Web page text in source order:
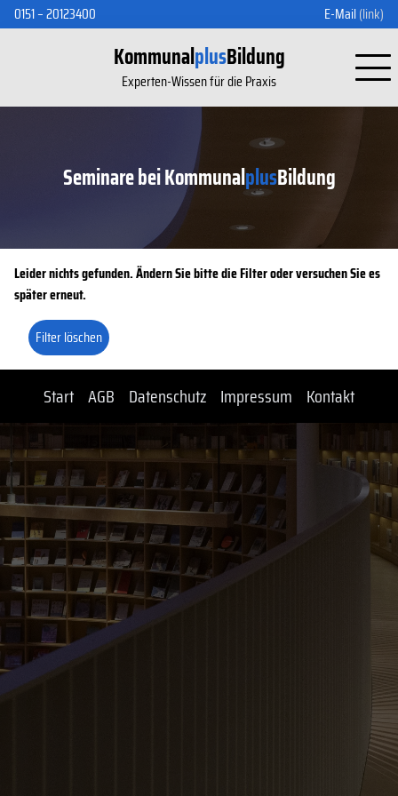
0151 – 20123400 E-Mail(link)
KommunalplusBildung
Experten-Wissen für die Praxis
Seminare bei KommunalplusBildung
Leider nichts gefunden. Ändern Sie bitte die Filter oder versuchen Sie es
später erneut.
Filter löschen
Start AGB Datenschutz Impressum Kontakt